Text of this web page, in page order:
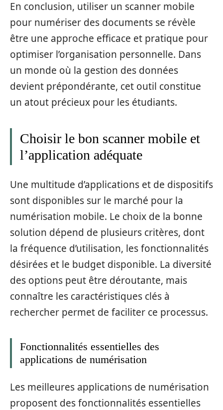
En conclusion, utiliser un scanner mobile
pour numériser des documents se révèle
être une approche efficace et pratique pour
optimiser l’organisation personnelle. Dans
un monde où la gestion des données
devient prépondérante, cet outil constitue
un atout précieux pour les étudiants.
Choisir le bon scanner mobile et
l’application adéquate
Une multitude d’applications et de dispositifs
sont disponibles sur le marché pour la
numérisation mobile. Le choix de la bonne
solution dépend de plusieurs critères, dont
la fréquence d’utilisation, les fonctionnalités
désirées et le budget disponible. La diversité
des options peut être déroutante, mais
connaître les caractéristiques clés à
rechercher permet de faciliter ce processus.
Fonctionnalités essentielles des
applications de numérisation
Les meilleures applications de numérisation
proposent des fonctionnalités essentielles